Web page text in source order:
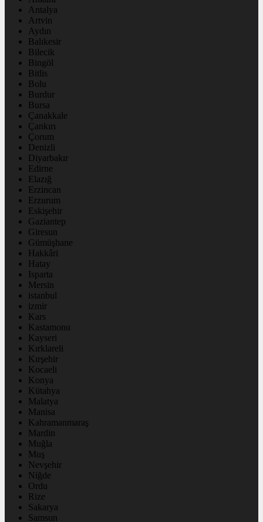
Antalya
Artvin
Aydın
Balıkesir
Bilecik
Bingöl
Bitlis
Bolu
Burdur
Bursa
Çanakkale
Çankırı
Çorum
Denizli
Diyarbakır
Edirne
Elazığ
Erzincan
Erzurum
Eskişehir
Gaziantep
Giresun
Gümüşhane
Hakkâri
Hatay
Isparta
Mersin
istanbul
izmir
Kars
Kastamonu
Kayseri
Kırklareli
Kırşehir
Kocaeli
Konya
Kütahya
Malatya
Manisa
Kahramanmaraş
Mardin
Muğla
Muş
Nevşehir
Niğde
Ordu
Rize
Sakarya
Samsun